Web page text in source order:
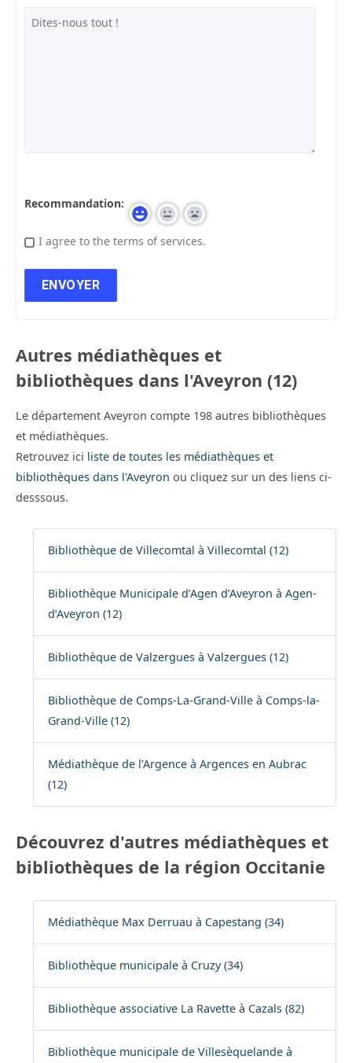
Recommandation:
I agree to the terms of services.
Autres médiathèques et
bibliothèques dans l'Aveyron (12)
Le département Aveyron compte 198 autres bibliothèques
et médiathèques.
Retrouvez ici liste de toutes les médiathèques et
bibliothèques dans l'Aveyron ou cliquez sur un des liens ci-
desssous.
Bibliothèque de Villecomtal à Villecomtal (12)
Bibliothèque Municipale d’Agen d’Aveyron à Agen-
d’Aveyron (12)
Bibliothèque de Valzergues à Valzergues (12)
Bibliothèque de Comps-La-Grand-Ville à Comps-la-
Grand-Ville (12)
Médiathèque de l’Argence à Argences en Aubrac
(12)
Découvrez d'autres médiathèques et
bibliothèques de la région Occitanie
Médiathèque Max Derruau à Capestang (34)
Bibliothèque municipale à Cruzy (34)
Bibliothèque associative La Ravette à Cazals (82)
Bibliothèque municipale de Villesèquelande à